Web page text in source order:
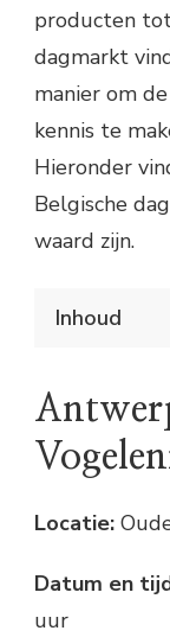
producten
dagmarkt
manier om
kennis te
Hieronder
Belgische
waard zijn.
Inhoud
Gent
Praktische
Geniet
Locatie:
Datum en
uur